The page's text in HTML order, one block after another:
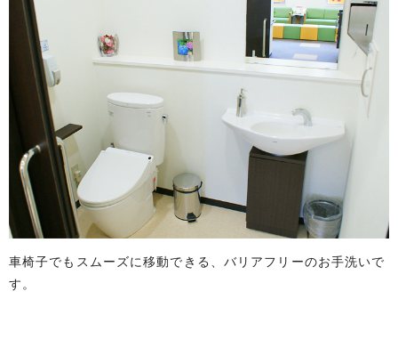
車椅子でもスムーズに移動できる、バリアフリーのお手洗いで
す。